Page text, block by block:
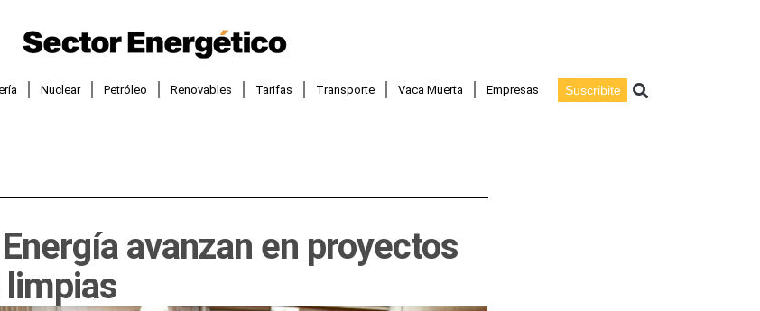
Nuclear Petróleo Renovables Tarifas Transporte Vaca Muerta Empresas Suscribite Buscar
avanzan en proyectos